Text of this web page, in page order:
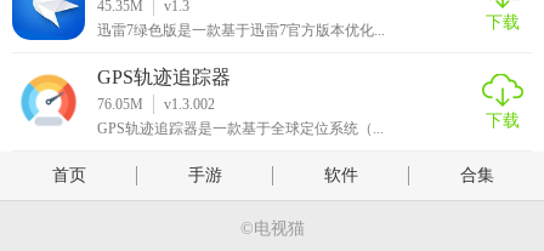
45.35M
v1.3
迅雷7绿色版是一款基于迅雷7官方版本优化...
下载
GPS轨迹追踪器
76.05M
v1.3.002
GPS轨迹追踪器是一款基于全球定位系统（...
下载
首页 手游 软件 合集
©电视猫